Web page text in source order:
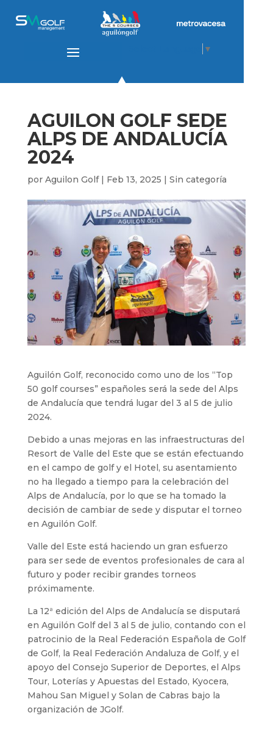
▼
AGUILON GOLF SEDE
ALPS DE ANDALUCÍA
2024
por Aguilon Golf| Feb 13, 2025 | Sin categoría
Aguilón Golf, reconocido como uno de los “Top
50 golf courses” españoles será la sede del Alps
de Andalucía que tendrá lugar del 3 al 5 de julio
2024.
Debido a unas mejoras en las infraestructuras del
Resort de Valle del Este que se están efectuando
en el campo de golf y el Hotel, su asentamiento
no ha llegado a tiempo para la celebración del
Alps de Andalucía, por lo que se ha tomado la
decisión de cambiar de sede y disputar el torneo
en Aguilón Golf.
Valle del Este está haciendo un gran esfuerzo
para ser sede de eventos profesionales de cara al
futuro y poder recibir grandes torneos
próximamente.
La 12ª edición del Alps de Andalucía se disputará
en Aguilón Golf del 3 al 5 de julio, contando con el
patrocinio de la Real Federación Española de Golf
de Golf, la Real Federación Andaluza de Golf, y el
apoyo del Consejo Superior de Deportes, el Alps
Tour, Loterías y Apuestas del Estado, Kyocera,
Mahou San Miguel y Solan de Cabras bajo la
organización de JGolf.